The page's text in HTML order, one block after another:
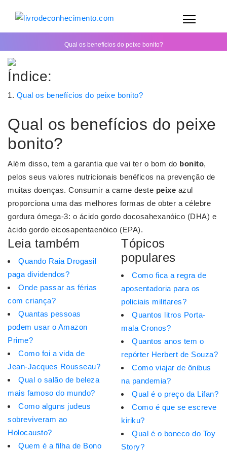
Qual os benefícios do peixe bonito?
Índice:
Qual os benefícios do peixe bonito?
Qual os benefícios do peixe
bonito?
Além disso, tem a garantia que vai ter o bom do bonito,
pelos seus valores nutricionais benéficos na prevenção de
muitas doenças. Consumir a carne deste peixe azul
proporciona uma das melhores formas de obter a célebre
gordura ómega-3: o ácido gordo docosahexanóico (DHA) e
ácido gordo eicosapentaenóico (EPA).
Leia também
Quando Raia Drogasil
paga dividendos?
Onde passar as férias
com criança?
Quantas pessoas
podem usar o Amazon
Prime?
Como foi a vida de
Jean-Jacques Rousseau?
Qual o salão de beleza
mais famoso do mundo?
Como alguns judeus
sobreviveram ao
Holocausto?
Quem é a filha de Bono
Tópicos
populares
Como fica a regra de
aposentadoria para os
policiais militares?
Quantos litros Porta-
mala Cronos?
Quantos anos tem o
repórter Herbert de Souza?
Como viajar de ônibus
na pandemia?
Qual é o preço da Lifan?
Como é que se escreve
kiriku?
Qual é o boneco do Toy
Story?